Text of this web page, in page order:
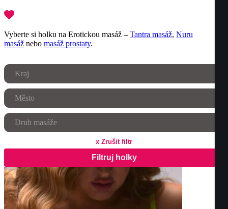
Vyberte si holku na Erotickou masáž – Tantra masáž, Nuru
masáž nebo masáž prostaty.
Kraj
Město
Druh masáže